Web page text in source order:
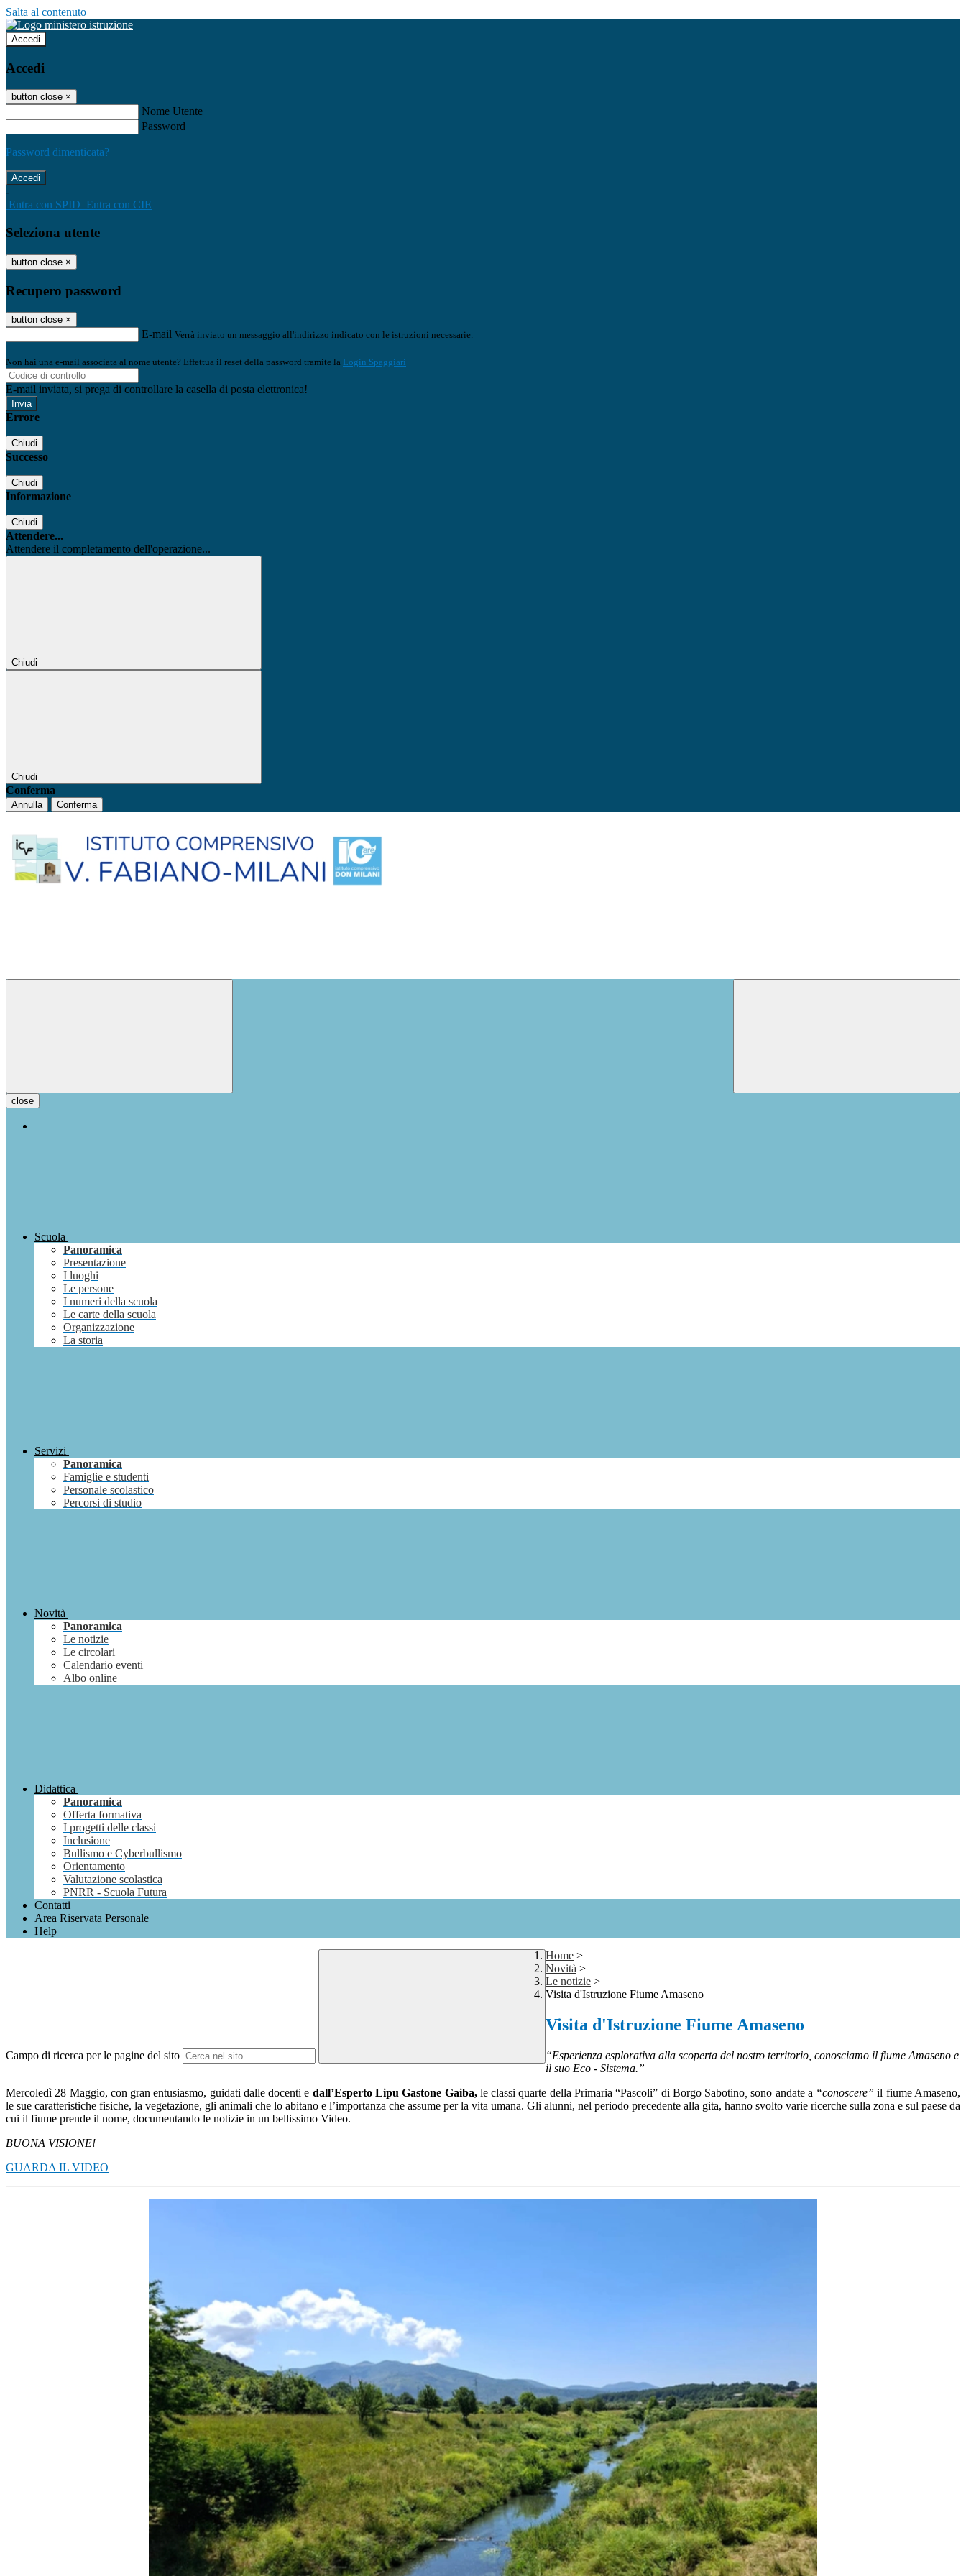
Salta al contenuto
Accedi
Accedi
button close ×
Nome Utente
Password
Password dimenticata?
-
Entra con SPID Entra con CIE
Seleziona utente
button close ×
Recupero password
button close ×
E-mail Verrà inviato un messaggio all'indirizzo indicato con le istruzioni necessarie.
Non hai una e-mail associata al nome utente? Effettua il reset della password tramite la Login Spaggiari
E-mail inviata, si prega di controllare la casella di posta elettronica!
Errore
Chiudi
Successo
Chiudi
Informazione
Chiudi
Attendere...
Attendere il completamento dell'operazione...
Chiudi
Chiudi
Conferma
Annulla Conferma
close
Scuola
Panoramica
Presentazione
I luoghi
Le persone
I numeri della scuola
Le carte della scuola
Organizzazione
La storia
Servizi
Panoramica
Famiglie e studenti
Personale scolastico
Percorsi di studio
Novità
Panoramica
Le notizie
Le circolari
Calendario eventi
Albo online
Didattica
Panoramica
Offerta formativa
I progetti delle classi
Inclusione
Bullismo e Cyberbullismo
Orientamento
Valutazione scolastica
PNRR - Scuola Futura
Contatti
Area Riservata Personale
Help
Campo di ricerca per le pagine del sito
Home >
Novità >
Le notizie >
Visita d'Istruzione Fiume Amaseno
Visita d'Istruzione Fiume Amaseno
“Esperienza esplorativa alla scoperta del nostro territorio, conosciamo il fiume Amaseno e
il suo Eco - Sistema.”
Mercoledì 28 Maggio, con gran entusiasmo, guidati dalle docenti e dall’Esperto Lipu Gastone Gaiba,le classi quarte della Primaria “Pascoli” di Borgo Sabotino ,sono andate a “conoscere” il fiume Amaseno,
le sue caratteristiche fisiche, la vegetazione, gli animali che lo abitano e l’importanza che assume per la vita umana. Gli alunni, nel periodo precedente alla gita, hanno svolto varie ricerche sulla zona e sul paese da
cui il fiume prende il nome, documentando le notizie in un bellissimo Video.
BUONA VISIONE!
GUARDA IL VIDEO